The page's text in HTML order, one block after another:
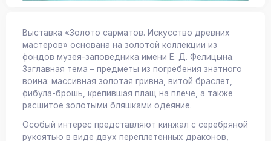
Выставка «Золото сарматов. Искусство древних
мастеров» основана на золотой коллекции из
фондов музея-заповедника имени Е. Д. Фелицына.
Заглавная тема – предметы из погребения знатного
воина: массивная золотая гривна, витой браслет,
фибула-брошь, крепившая плащ на плече, а также
расшитое золотыми бляшками одеяние.
Особый интерес представляют кинжал с серебряной
рукоятью в виде двух переплетенных драконов,